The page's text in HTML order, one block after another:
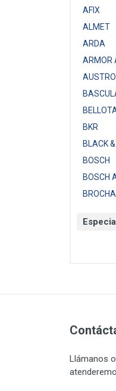
AFIX
ALMET
ARDA
ARMOR
BKR
BLACK
BOSCH
BOSCH
CAT
CORONA
DAP
Llámanos